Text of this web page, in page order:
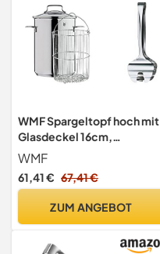
WMF Spargeltopf hoch mit
Glasdeckel 16cm,
Dampfgarer 5,0l,
Cromargan Edelstahl
poliert & Spargelzange 16
poliert, Servierzange für
spülmaschinengeeignet
WMF
61,41 € 67,41 €
ZUM ANGEBOT